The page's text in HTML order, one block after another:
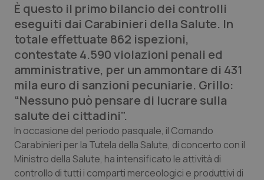
QS Pro
Professionisti Sanitari.AI
Abruzzo
Basilicata
Calabria
Campania
QS Pro Gold
Artrite & artrosi
Asma & BPCO
Car-T
QS Club Newsletter
È questo il primo bilancio dei controlli
eseguiti dai Carabinieri della Salute. In
totale effettuate 862 ispezioni,
contestate 4.590 violazioni penali ed
amministrative, per un ammontare di 431
mila euro di sanzioni pecuniarie. Grillo:
“Nessuno può pensare di lucrare sulla
salute dei cittadini".
In occasione del periodo pasquale, il Comando
Carabinieri per la Tutela della Salute, di concerto con il
Ministro della Salute, ha intensificato le attività di
controllo di tutti i comparti merceologici e produttivi di